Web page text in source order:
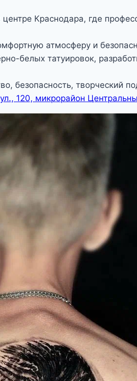
Краснодара, где
атмосферу и
белых татуировок,
безопасность, творческий
120, микрорайон